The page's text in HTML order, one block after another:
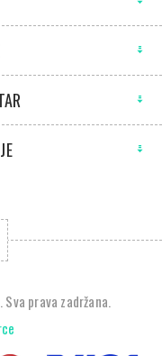
prava zadržana.